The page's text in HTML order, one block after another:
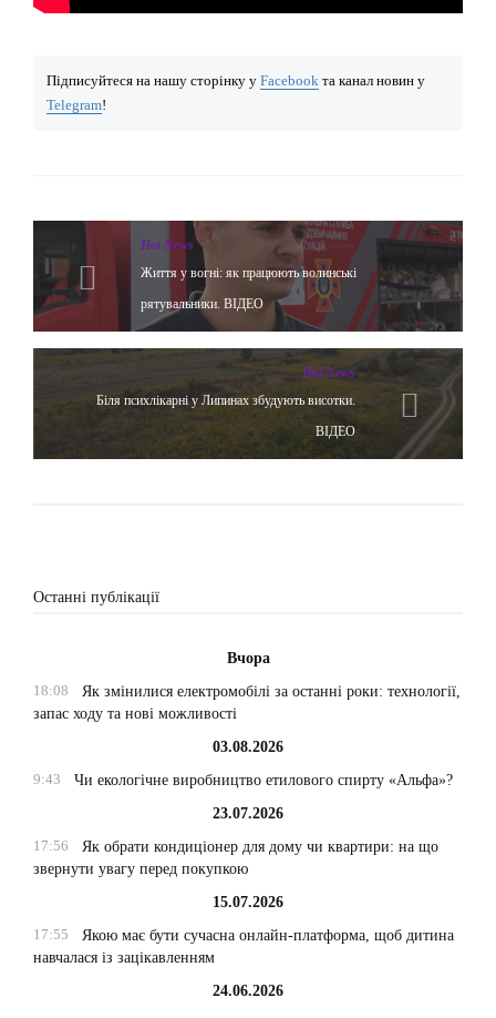
Підписуйтеся на нашу сторінку у Facebook та канал новин у
Telegram!
Hot News
Життя у вогні: як працюють волинські
рятувальники. ВІДЕО
Hot News
Біля психлікарні у Липинах збудують висотки.
ВІДЕО
Останні публікації
Вчора
18:08
Як змінилися електромобілі за останні роки: технології,
запас ходу та нові можливості
03.08.2026
9:43
Чи екологічне виробництво етилового спирту «Альфа»?
23.07.2026
17:56
Як обрати кондиціонер для дому чи квартири: на що
звернути увагу перед покупкою
15.07.2026
17:55
Якою має бути сучасна онлайн-платформа, щоб дитина
навчалася із зацікавленням
24.06.2026